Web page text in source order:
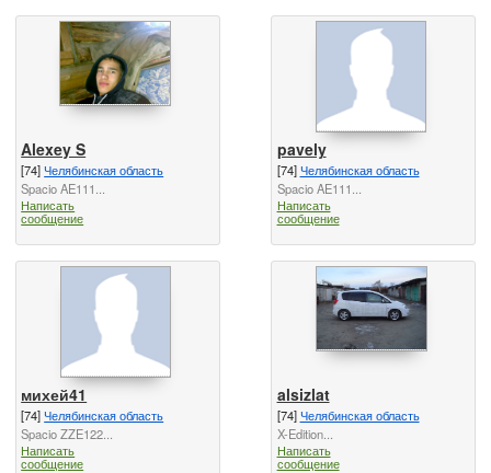
Alexey S
[74]Челябинская область
Spacio AE111...
Написать
сообщение
pavely
[74]Челябинская область
Spacio AE111...
Написать
сообщение
михей41
[74]Челябинская область
Spacio ZZE122...
Написать
сообщение
alsizlat
[74]Челябинская область
X-Edition...
Написать
сообщение